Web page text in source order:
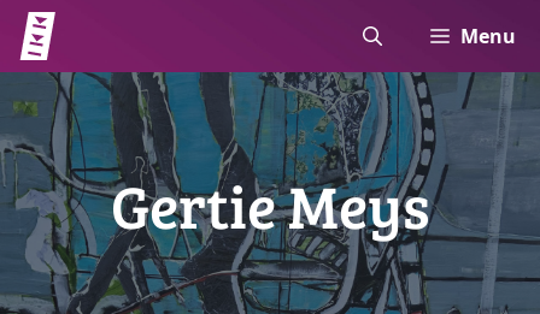
naar
de
inhoud
Menu
Gertie Meys